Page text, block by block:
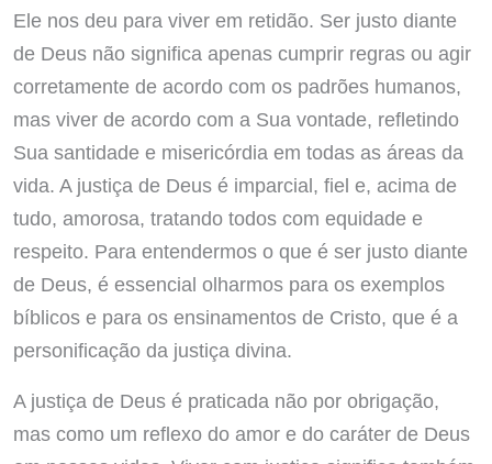
Ele nos deu para viver em retidão. Ser justo diante
de Deus não significa apenas cumprir regras ou agir
corretamente de acordo com os padrões humanos,
mas viver de acordo com a Sua vontade, refletindo
Sua santidade e misericórdia em todas as áreas da
vida. A justiça de Deus é imparcial, fiel e, acima de
tudo, amorosa, tratando todos com equidade e
respeito. Para entendermos o que é ser justo diante
de Deus, é essencial olharmos para os exemplos
bíblicos e para os ensinamentos de Cristo, que é a
personificação da justiça divina.
A justiça de Deus é praticada não por obrigação,
mas como um reflexo do amor e do caráter de Deus